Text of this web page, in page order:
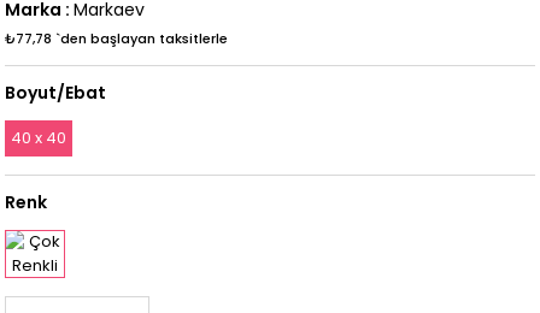
Marka : Markaev
₺77,78 `den başlayan taksitlerle
Boyut/Ebat
40 x 40
Renk